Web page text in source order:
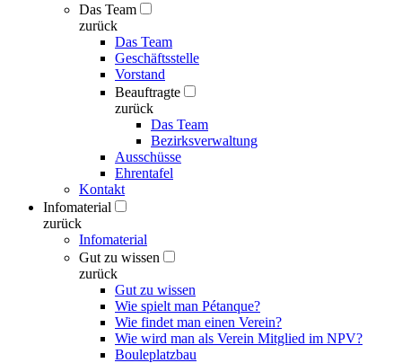
Das Team
zurück
Das Team
Geschäftsstelle
Vorstand
Beauftragte
zurück
Das Team
Bezirksverwaltung
Ausschüsse
Ehrentafel
Kontakt
Infomaterial
zurück
Infomaterial
Gut zu wissen
zurück
Gut zu wissen
Wie spielt man Pétanque?
Wie findet man einen Verein?
Wie wird man als Verein Mitglied im NPV?
Bouleplatzbau